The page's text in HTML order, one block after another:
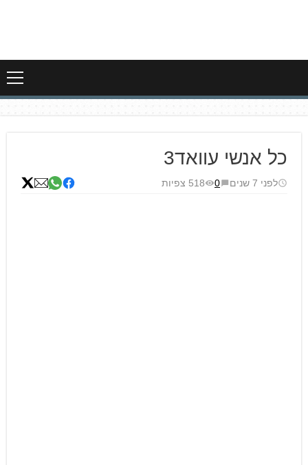
כל אנשי עוואד3
לפני 7 שנים 0 518 צפיות